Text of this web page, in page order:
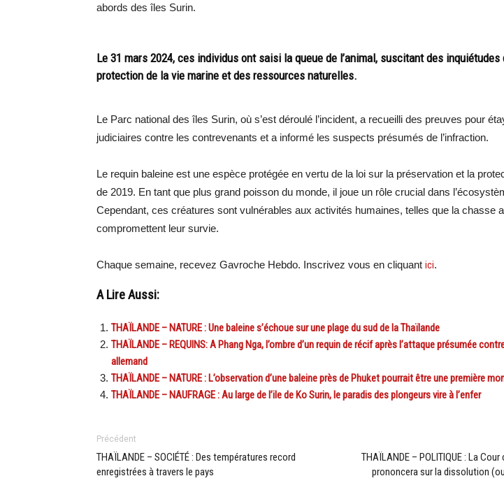
abords des îles Surin.
Le 31 mars 2024, ces individus ont saisi la queue de l’animal, suscitant des inquiétudes
protection de la vie marine et des ressources naturelles.
Le Parc national des îles Surin, où s’est déroulé l’incident, a recueilli des preuves pour
judiciaires contre les contrevenants et a informé les suspects présumés de l’infraction.
Le requin baleine est une espèce protégée en vertu de la loi sur la préservation et la
de 2019. En tant que plus grand poisson du monde, il joue un rôle crucial dans
Cependant, ces créatures sont vulnérables aux activités humaines, telles que la chasse
compromettent leur survie.
Chaque semaine, recevez Gavroche Hebdo. Inscrivez vous en cliquant ici.
A Lire Aussi:
THAÏLANDE – NATURE : Une baleine s’échoue sur une plage du sud de la Thaïlande
THAÏLANDE – REQUINS: A Phang Nga, l’ombre d’un requin de récif après l’attaque présumée
allemand
THAÏLANDE – NATURE : L’observation d’une baleine près de Phuket pourrait être une première
THAÏLANDE – NAUFRAGE : Au large de l’ile de Ko Surin, le paradis des plongeurs vire à l’enfer
Précédent
THAÏLANDE – SOCIÉTÉ : Des températures record
enregistrées à travers le pays
THAÏLANDE – POLITIQUE : La
prononcera sur la dissolution